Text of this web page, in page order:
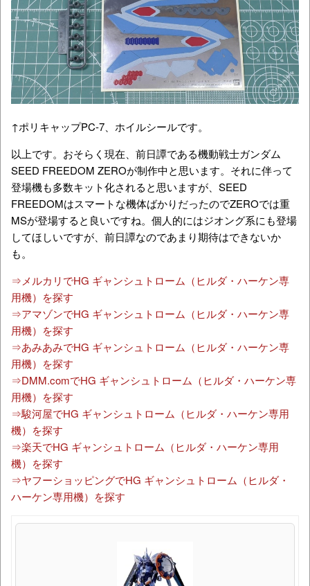
↑ポリキャップPC-7、ホイルシールです。
以上です。おそらく現在、前日譚である機動戦士ガンダム
SEED FREEDOM ZEROが制作中と思います。それに伴って
登場機も多数キット化されると思いますが、SEED
FREEDOMはスマートな機体ばかりだったのでZEROでは重
MSが登場すると良いですね。個人的にはジオング系にも登場
してほしいですが、前日譚なのであまり期待はできないか
も。
⇒メルカリでHG ギャンシュトローム（ヒルダ・ハーケン専
用機）を探す
⇒アマゾンでHG ギャンシュトローム（ヒルダ・ハーケン専
用機）を探す
⇒あみあみでHG ギャンシュトローム（ヒルダ・ハーケン専
用機）を探す
⇒DMM.comでHG ギャンシュトローム（ヒルダ・ハーケン専
用機）を探す
⇒駿河屋でHG ギャンシュトローム（ヒルダ・ハーケン専用
機）を探す
⇒楽天でHG ギャンシュトローム（ヒルダ・ハーケン専用
機）を探す
⇒ヤフーショッピングでHG ギャンシュトローム（ヒルダ・
ハーケン専用機）を探す